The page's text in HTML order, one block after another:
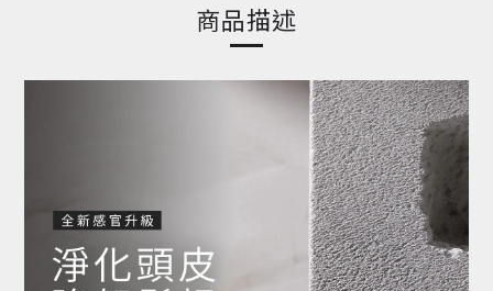
商品描述